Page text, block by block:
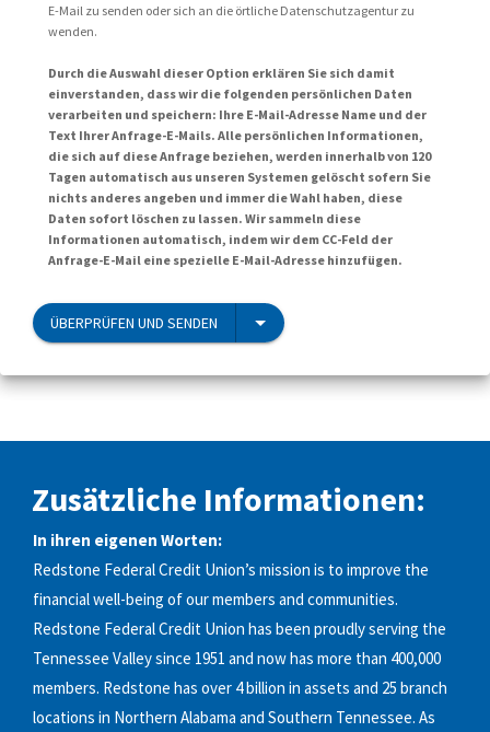
E-Mail zu senden oder sich an die örtliche Datenschutzagentur zu
wenden.
Durch die Auswahl dieser Option erklären Sie sich damit
einverstanden, dass wir die folgenden persönlichen Daten
verarbeiten und speichern: Ihre E-Mail-Adresse Name und der
Text Ihrer Anfrage-E-Mails. Alle persönlichen Informationen,
die sich auf diese Anfrage beziehen, werden innerhalb von 120
Tagen automatisch aus unseren Systemen gelöscht sofern Sie
nichts anderes angeben und immer die Wahl haben, diese
Daten sofort löschen zu lassen. Wir sammeln diese
Informationen automatisch, indem wir dem CC-Feld der
Anfrage-E-Mail eine spezielle E-Mail-Adresse hinzufügen.
ÜBERPRÜFEN UND SENDEN
Zusätzliche Informationen:
In ihren eigenen Worten:
Redstone Federal Credit Union’s mission is to improve the
financial well-being of our members and communities.
Redstone Federal Credit Union has been proudly serving the
Tennessee Valley since 1951 and now has more than 400,000
members. Redstone has over 4 billion in assets and 25 branch
locations in Northern Alabama and Southern Tennessee. As